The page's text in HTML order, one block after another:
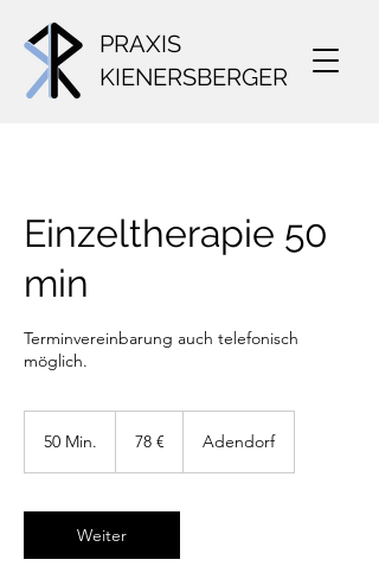
PRAXIS
KIENERSBERGER
Einzeltherapie 50
min
Terminvereinbarung auch telefonisch
möglich.
50 Min.
i
n
.
78 € Adendorf
Weiter